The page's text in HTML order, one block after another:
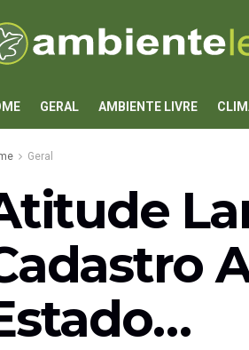
GERAL AMBIENTE LIVRE
Geral